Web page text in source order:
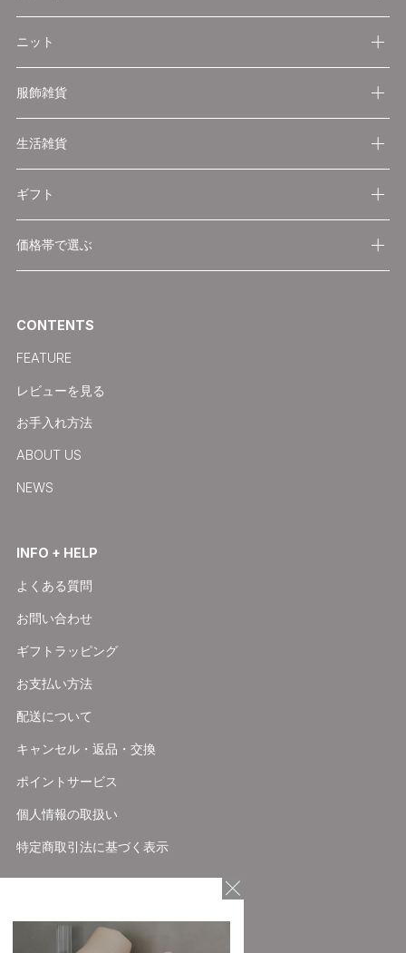
ニット
服飾雑貨
生活雑貨
ギフト
価格帯で選ぶ
CONTENTS
FEATURE
レビューを見る
お手入れ方法
ABOUT US
NEWS
INFO + HELP
よくある質問
お問い合わせ
ギフトラッピング
お支払い方法
配送について
キャンセル・返品・交換
ポイントサービス
個人情報の取扱い
特定商取引法に基づく表示